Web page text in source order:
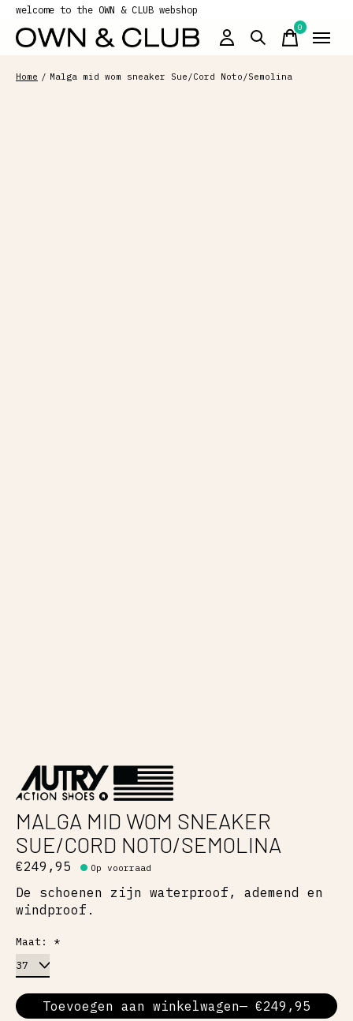
welcome to the OWN & CLUB webshop
0items
Home / Malga mid wom sneaker Sue/Cord Noto/Semolina
MALGA MID WOM SNEAKER
SUE/CORD NOTO/SEMOLINA
€249,95 Op voorraad
De schoenen zijn waterproof, ademend en
windproof.
Maat: *
Toevoegen aan winkelwagen
— €249,95